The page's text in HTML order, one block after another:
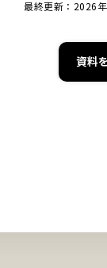
最終更新：2026年
資料